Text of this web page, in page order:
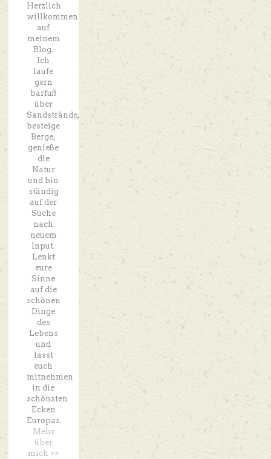
Herzlich
willkommen
auf
meinem
Blog.
Ich
laufe
gern
barfuß
über
Sandstrände,
besteige
Berge,
genieße
die
Natur
und bin
ständig
auf der
Suche
nach
neuem
Input.
Lenkt
eure
Sinne
auf die
schönen
Dinge
des
Lebens
und
lasst
euch
mitnehmen
in die
schönsten
Ecken
Europas.
Mehr
über
mich >>